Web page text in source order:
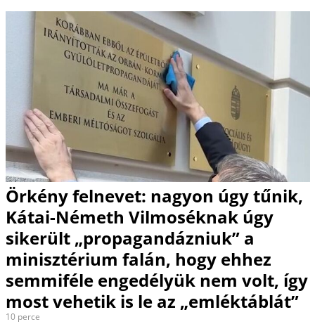
Örkény felnevet: nagyon úgy tűnik,
Kátai-Németh Vilmoséknak úgy
sikerült „propagandázniuk” a
minisztérium falán, hogy ehhez
semmiféle engedélyük nem volt, így
most vehetik is le az „emléktáblát”
10 perce